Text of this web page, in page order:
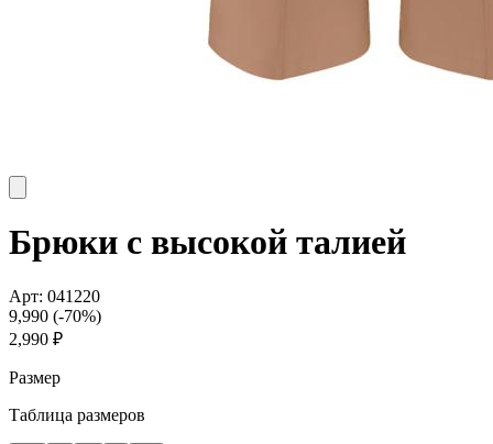
Брюки с высокой талией
Арт: 041220
9,990 (-70%)
2,990 ₽
Размер
Таблица размеров